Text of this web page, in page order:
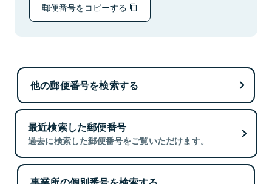
郵便番号をコピーする
他の郵便番号を検索する
最近検索した郵便番号
過去に検索した郵便番号をご覧いただけます。